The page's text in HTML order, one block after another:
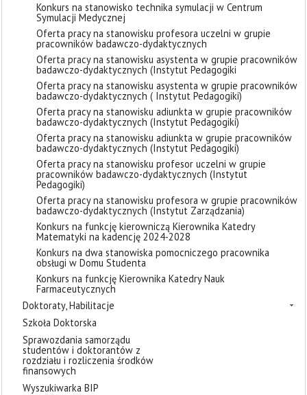
Konkurs na stanowisko technika symulacji w Centrum
Symulacji Medycznej
Oferta pracy na stanowisku profesora uczelni w grupie
pracowników badawczo-dydaktycznych
Oferta pracy na stanowisku asystenta w grupie pracowników
badawczo-dydaktycznych (Instytut Pedagogiki
Oferta pracy na stanowisku asystenta w grupie pracowników
badawczo-dydaktycznych ( Instytut Pedagogiki)
Oferta pracy na stanowisku adiunkta w grupie pracowników
badawczo-dydaktycznych (Instytut Pedagogiki)
Oferta pracy na stanowisku adiunkta w grupie pracowników
badawczo-dydaktycznych (Instytut Pedagogiki)
Oferta pracy na stanowisku profesor uczelni w grupie
pracowników badawczo-dydaktycznych (Instytut
Pedagogiki)
Oferta pracy na stanowisku profesora w grupie pracowników
badawczo-dydaktycznych (Instytut Zarządzania)
Konkurs na funkcję kierowniczą Kierownika Katedry
Matematyki na kadencję 2024-2028
Konkurs na dwa stanowiska pomocniczego pracownika
obsługi w Domu Studenta
Konkurs na funkcję Kierownika Katedry Nauk
Farmaceutycznych
Doktoraty, Habilitacje
Szkoła Doktorska
Sprawozdania samorządu
studentów i doktorantów z
rozdziału i rozliczenia środków
finansowych
Wyszukiwarka BIP